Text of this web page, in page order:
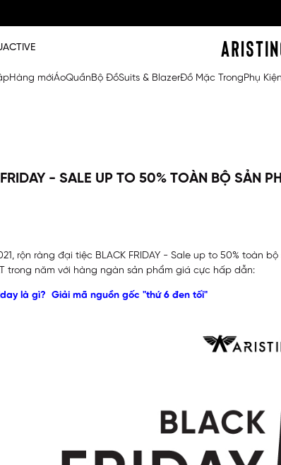
ACTIVE
Hàng mớiÁoQuầnBộ ĐồSuits & BlazerĐồ Mặc TrongPhụ Kiện
- SALE UP TO 50% TOÀN BỘ SẢN
rộn ràng đại tiệc BLACK FRIDAY - Sale up to 50% toàn
trong năm với hàng ngàn sản phẩm giá cực hấp dẫn:
là gì? Giải mã nguồn gốc "thứ 6 đen tối"